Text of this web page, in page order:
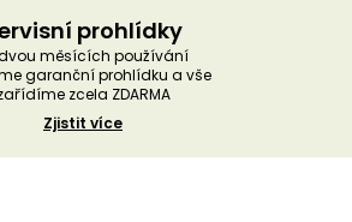
prohlídky
měsících používání
garanční prohlídku a vše
zcela ZDARMA
Zjistit více